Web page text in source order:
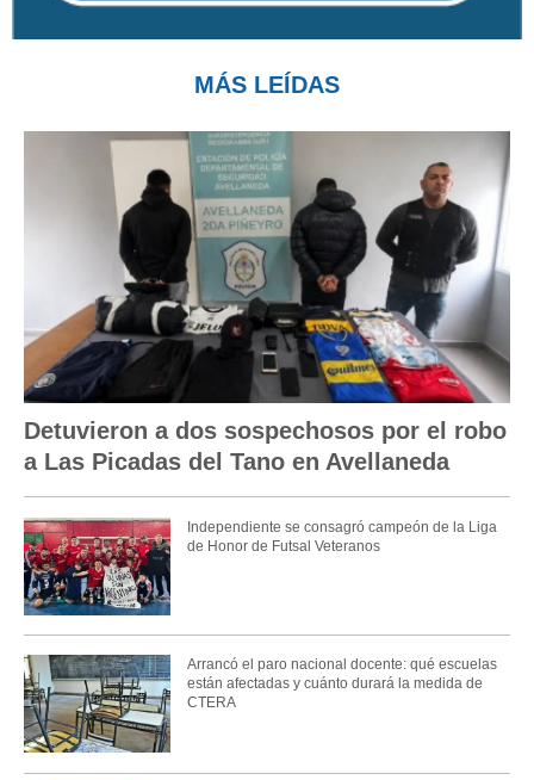
MÁS LEÍDAS
Detuvieron a dos sospechosos por el robo
a Las Picadas del Tano en Avellaneda
Independiente se consagró campeón de la Liga
de Honor de Futsal Veteranos
Arrancó el paro nacional docente: qué escuelas
están afectadas y cuánto durará la medida de
CTERA